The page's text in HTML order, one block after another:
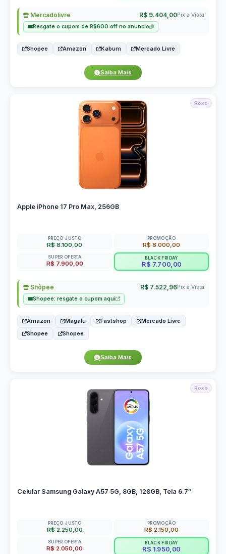
Mercadolivre R$ 9.404,00Pix a Vista
Resgate o cupom de R$600 off no anuncio
Shopee Amazon Kabum Mercado Livre
Saiba Mais
Roxo
Apple iPhone 17 Pro Max, 256GB
PREÇO JUSTO
R$ 8.100,00
PROMOÇÃO
R$ 8.000,00
SUPER OFERTA
R$ 7.900,00
BLACK FRIDAY
R$ 7.700,00
Shôpee R$ 7.522,96Pix a Vista
Shopee: resgate o cupom aqui
Amazon Magalu Fastshop
Mercado Livre
Shopee
Shopee
Saiba Mais
Roxo
Celular Samsung Galaxy A57 5G, 8GB, 128GB, Tela 6.7″
PREÇO JUSTO
R$ 2.250,00
PROMOÇÃO
R$ 2.150,00
SUPER OFERTA
R$ 2.050,00
BLACK FRIDAY
R$ 1.950,00